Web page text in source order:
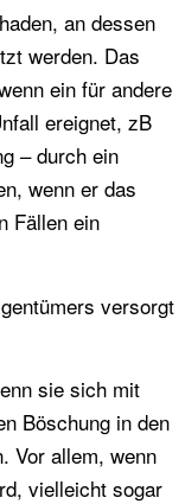
an dessen
werden. Das
ein für andere
ereignet, zB
– durch ein
wenn er das
Fällen ein
versorgt
sie sich mit
Böschung in den
Vor allem, wenn
vielleicht sogar